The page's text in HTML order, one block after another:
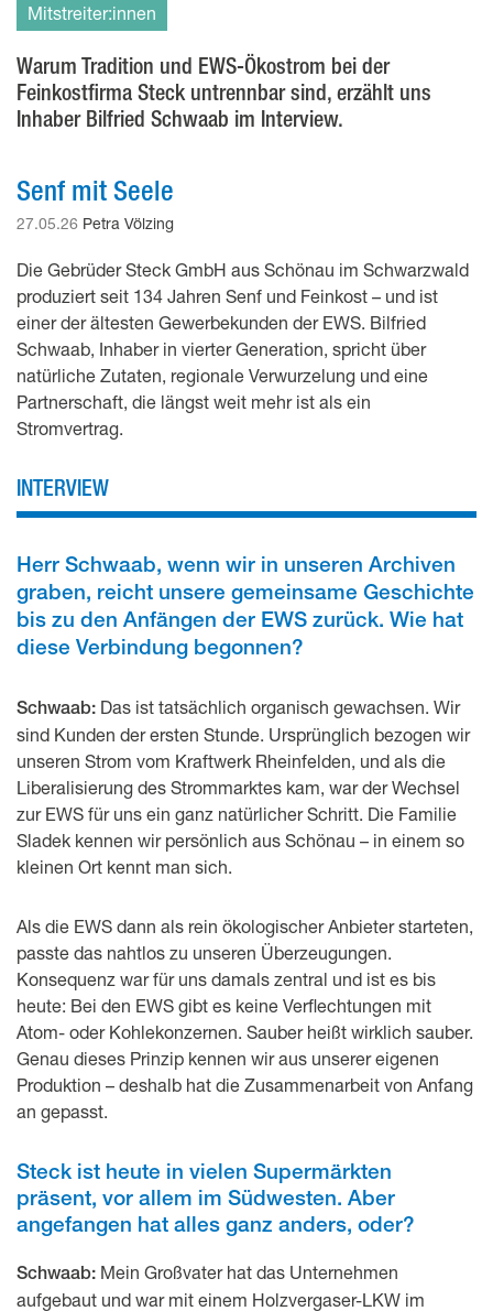
Mitstreiter:innen
Warum Tradition und EWS-Ökostrom bei der
Feinkostfirma Steck untrennbar sind, erzählt uns
Inhaber Bilfried Schwaab im Interview.
Senf mit Seele
27.05.26 Petra Völzing
Die Gebrüder Steck GmbH aus Schönau im Schwarzwald
produziert seit 134 Jahren Senf und Feinkost – und ist
einer der ältesten Gewerbekunden der EWS. Bilfried
Schwaab, Inhaber in vierter Generation, spricht über
natürliche Zutaten, regionale Verwurzelung und eine
Partnerschaft, die längst weit mehr ist als ein
Stromvertrag.
INTERVIEW
Herr Schwaab, wenn wir in unseren Archiven
graben, reicht unsere gemeinsame Geschichte
bis zu den Anfängen der EWS zurück. Wie hat
diese Verbindung begonnen?
Schwaab: Das ist tatsächlich organisch gewachsen. Wir
sind Kunden der ersten Stunde. Ursprünglich bezogen wir
unseren Strom vom Kraftwerk Rheinfelden, und als die
Liberalisierung des Strommarktes kam, war der Wechsel
zur EWS für uns ein ganz natürlicher Schritt. Die Familie
Sladek kennen wir persönlich aus Schönau – in einem so
kleinen Ort kennt man sich.
Als die EWS dann als rein ökologischer Anbieter starteten,
passte das nahtlos zu unseren Überzeugungen.
Konsequenz war für uns damals zentral und ist es bis
heute: Bei den EWS gibt es keine Verflechtungen mit
Atom- oder Kohlekonzernen. Sauber heißt wirklich sauber.
Genau dieses Prinzip kennen wir aus unserer eigenen
Produktion – deshalb hat die Zusammenarbeit von Anfang
an gepasst.
Steck ist heute in vielen Supermärkten
präsent, vor allem im Südwesten. Aber
angefangen hat alles ganz anders, oder?
Schwaab: Mein Großvater hat das Unternehmen
aufgebaut und war mit einem Holzvergaser-LKW im